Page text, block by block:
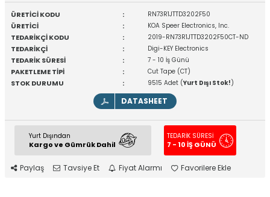
ÜRETİCİ KODU : RN73R1JTTD3202F50
ÜRETİCİ : KOA Speer Electronics, Inc.
TEDARİKÇİ KODU : 2019-RN73R1JTTD3202F50CT-ND
TEDARİKÇİ : Digi-KEY Electronics
TEDARİK SÜRESİ : 7 - 10 İş Günü
PAKETLEME TİPİ : Cut Tape (CT)
STOK DURUMU : 9515 Adet (Yurt Dışı Stok!)
DATASHEET
Yurt Dışından
Kargo ve Gümrük Dahil
TEDARİK SÜRESİ
7 - 10 İŞ GÜNÜ
Paylaş Tavsiye Et Fiyat Alarmı Favorilere Ekle